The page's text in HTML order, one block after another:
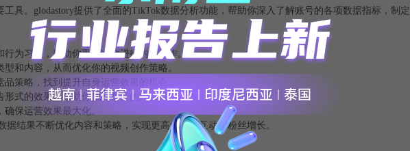
具。glodastory提供了全面的TikTok数据分析功能，帮助你深入了解账号的各项数据指标，制定
为习惯，帮助你更精准地进行内容创作。
和内容，从而优化你的视频创作策略。
策略，找到提升自身运营效果的机会。
式的效果，帮助你找到最佳的广告投放策略。
保运营效果最大化。
结果不断优化内容和策略，实现更高的用户互动和粉丝增长。